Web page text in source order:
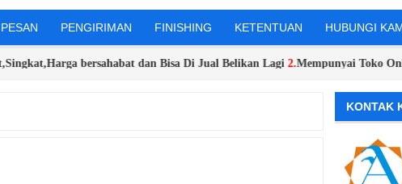
PENGIRIMAN FINISHING KETENTUAN HUBUNGI
bersahabat dan Bisa Di Jual Belikan Lagi 2.Mempunyai Toko Online
KONTAK